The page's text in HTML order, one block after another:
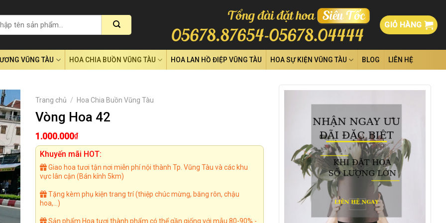
GIỎ HÀNG
VŨNG TÀU HOA CHIA BUỒN VŨNG TÀU HOA LAN HỒ ĐIỆP VŨNG TÀU HOA SỰ KIỆN VŨNG TÀU BLOG LIÊN HỆ
Trang chủ / Hoa Chia Buồn Vũng Tàu
Vòng Hoa 42
1.000.000₫
Khuyến mãi HOT:
Giao hoa tươi tận nơi miễn phí nội thành Tp. Vũng Tàu và các khu
vực lân cận (Bán kính 5km)
Tặng kèm phụ kiện trang trí (thiệp chúc mừng, băng rôn, chậu
hoa,...)
Sản phẩm Hoa tươi thành phẩm có thể gần giống với mẫu 80-90% -